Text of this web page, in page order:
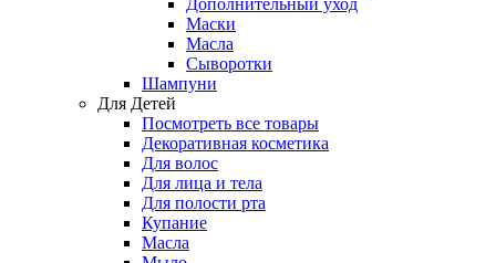
Дополнительный уход
Маски
Масла
Сыворотки
Шампуни
Для Детей
Посмотреть все товары
Декоративная косметика
Для волос
Для лица и тела
Для полости рта
Купание
Масла